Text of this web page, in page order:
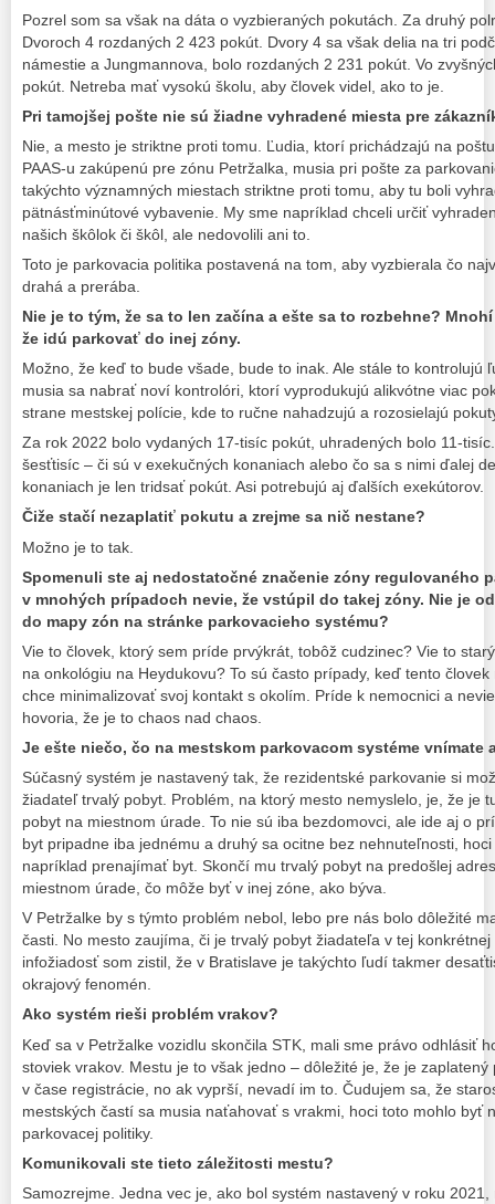
Pozrel som sa však na dáta o vyzbieraných pokutách. Za druhý
Dvoroch 4 rozdaných 2 423 pokút. Dvory 4 sa však delia na tri
námestie a Jungmannova, bolo rozdaných 2 231 pokút. Vo
pokút. Netreba mať vysokú školu, aby človek videl, ako to je.
Pri tamojšej pošte nie sú žiadne vyhradené miesta pre
Nie, a mesto je striktne proti tomu. Ľudia, ktorí prichádzajú na
PAAS-u zakúpenú pre zónu Petržalka, musia pri pošte za
takýchto významných miestach striktne proti tomu, aby tu boli
pätnásťminútové vybavenie. My sme napríklad chceli určiť
našich škôlok či škôl, ale nedovolili ani to.
Toto je parkovacia politika postavená na tom, aby vyzbierala čo
drahá a prerába.
Nie je to tým, že sa to len začína a ešte sa to rozbehne?
že idú parkovať do inej zóny.
Možno, že keď to bude všade, bude to inak. Ale stále to kontrolujú
musia sa nabrať noví kontrolóri, ktorí vyprodukujú alikvótne viac
strane mestskej polície, kde to ručne nahadzujú a rozosielajú
Za rok 2022 bolo vydaných 17-tisíc pokút, uhradených bolo 11-
šesťtisíc – či sú v exekučných konaniach alebo čo sa s nimi ďalej
konaniach je len tridsať pokút. Asi potrebujú aj ďalších exekútorov.
Čiže stačí nezaplatiť pokutu a zrejme sa nič nestane?
Možno je to tak.
Spomenuli ste aj nedostatočné značenie zóny regulovaného
v mnohých prípadoch nevie, že vstúpil do takej zóny. Nie je
do mapy zón na stránke parkovacieho systému?
Vie to človek, ktorý sem príde prvýkrát, tobôž cudzinec? Vie to
na onkológiu na Heydukovu? To sú často prípady, keď tento
chce minimalizovať svoj kontakt s okolím. Príde k nemocnici a
hovoria, že je to chaos nad chaos.
Je ešte niečo, čo na mestskom parkovacom systéme vnímate
Súčasný systém je nastavený tak, že rezidentské parkovanie si
žiadateľ trvalý pobyt. Problém, na ktorý mesto nemyslelo, je, že je
pobyt na miestnom úrade. To nie sú iba bezdomovci, ale ide aj o
byt pripadne iba jednému a druhý sa ocitne bez nehnuteľnosti,
napríklad prenajímať byt. Skončí mu trvalý pobyt na predošlej
miestnom úrade, čo môže byť v inej zóne, ako býva.
V Petržalke by s týmto problém nebol, lebo pre nás bolo dôležité
časti. No mesto zaujíma, či je trvalý pobyt žiadateľa v tej
infožiadosť som zistil, že v Bratislave je takýchto ľudí takmer
okrajový fenomén.
Ako systém rieši problém vrakov?
Keď sa v Petržalke vozidlu skončila STK, mali sme právo odhlásiť
stoviek vrakov. Mestu je to však jedno – dôležité je, že je
v čase registrácie, no ak vyprší, nevadí im to. Čudujem sa, že
mestských častí sa musia naťahovať s vrakmi, hoci toto mohlo byť
parkovacej politiky.
Komunikovali ste tieto záležitosti mestu?
Samozrejme. Jedna vec je, ako bol systém nastavený v roku